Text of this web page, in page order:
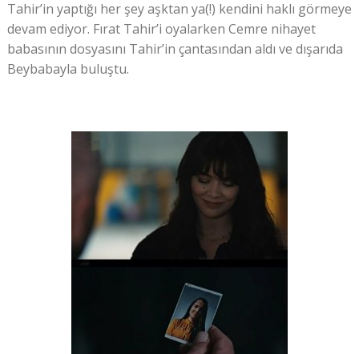
Tahir’in yaptığı her şey aşktan ya(!) kendini haklı görmeye
devam ediyor. Fırat Tahir’i oyalarken Cemre nihayet
babasının dosyasını Tahir’in çantasından aldı ve dışarıda
Beybabayla buluştu.